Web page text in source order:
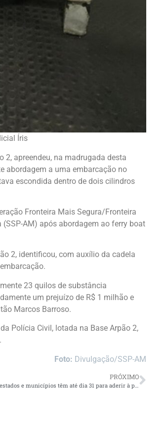
Íris
2, apreendeu, na madrugada desta
abordagem a uma embarcação no
escondida dentro de dois cilindros
Fronteira Mais Segura/Fronteira
AM) após abordagem ao ferry boat
2, identificou, com auxílio da cadela
23 quilos de substância
um prejuízo de R$ 1 milhão e
Marcos Barroso.
Polícia Civil, lotada na Base Arpão 2,
Foto: Divulgação/SSP-AM
PRÓXIMO